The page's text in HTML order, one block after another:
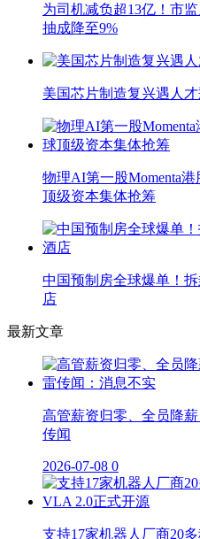
为司机减负超13亿！市
抽成降至9%
美国芯片制造复兴遇人
物理AI第一股Momenta
顶级资本集体抢筹
中国预制房全球爆单！
店
最新文章
高管薪资归零、全员降
传闻
2026-07-08 0
支持17家机器人厂商20